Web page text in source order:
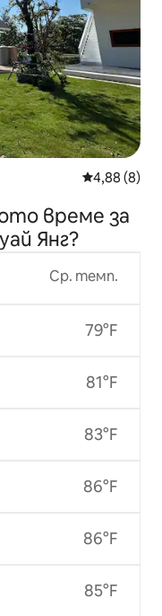
Средна
4,88 (8)
време за
Янг?
Ср. темп.
79°F
81°F
83°F
86°F
86°F
85°F